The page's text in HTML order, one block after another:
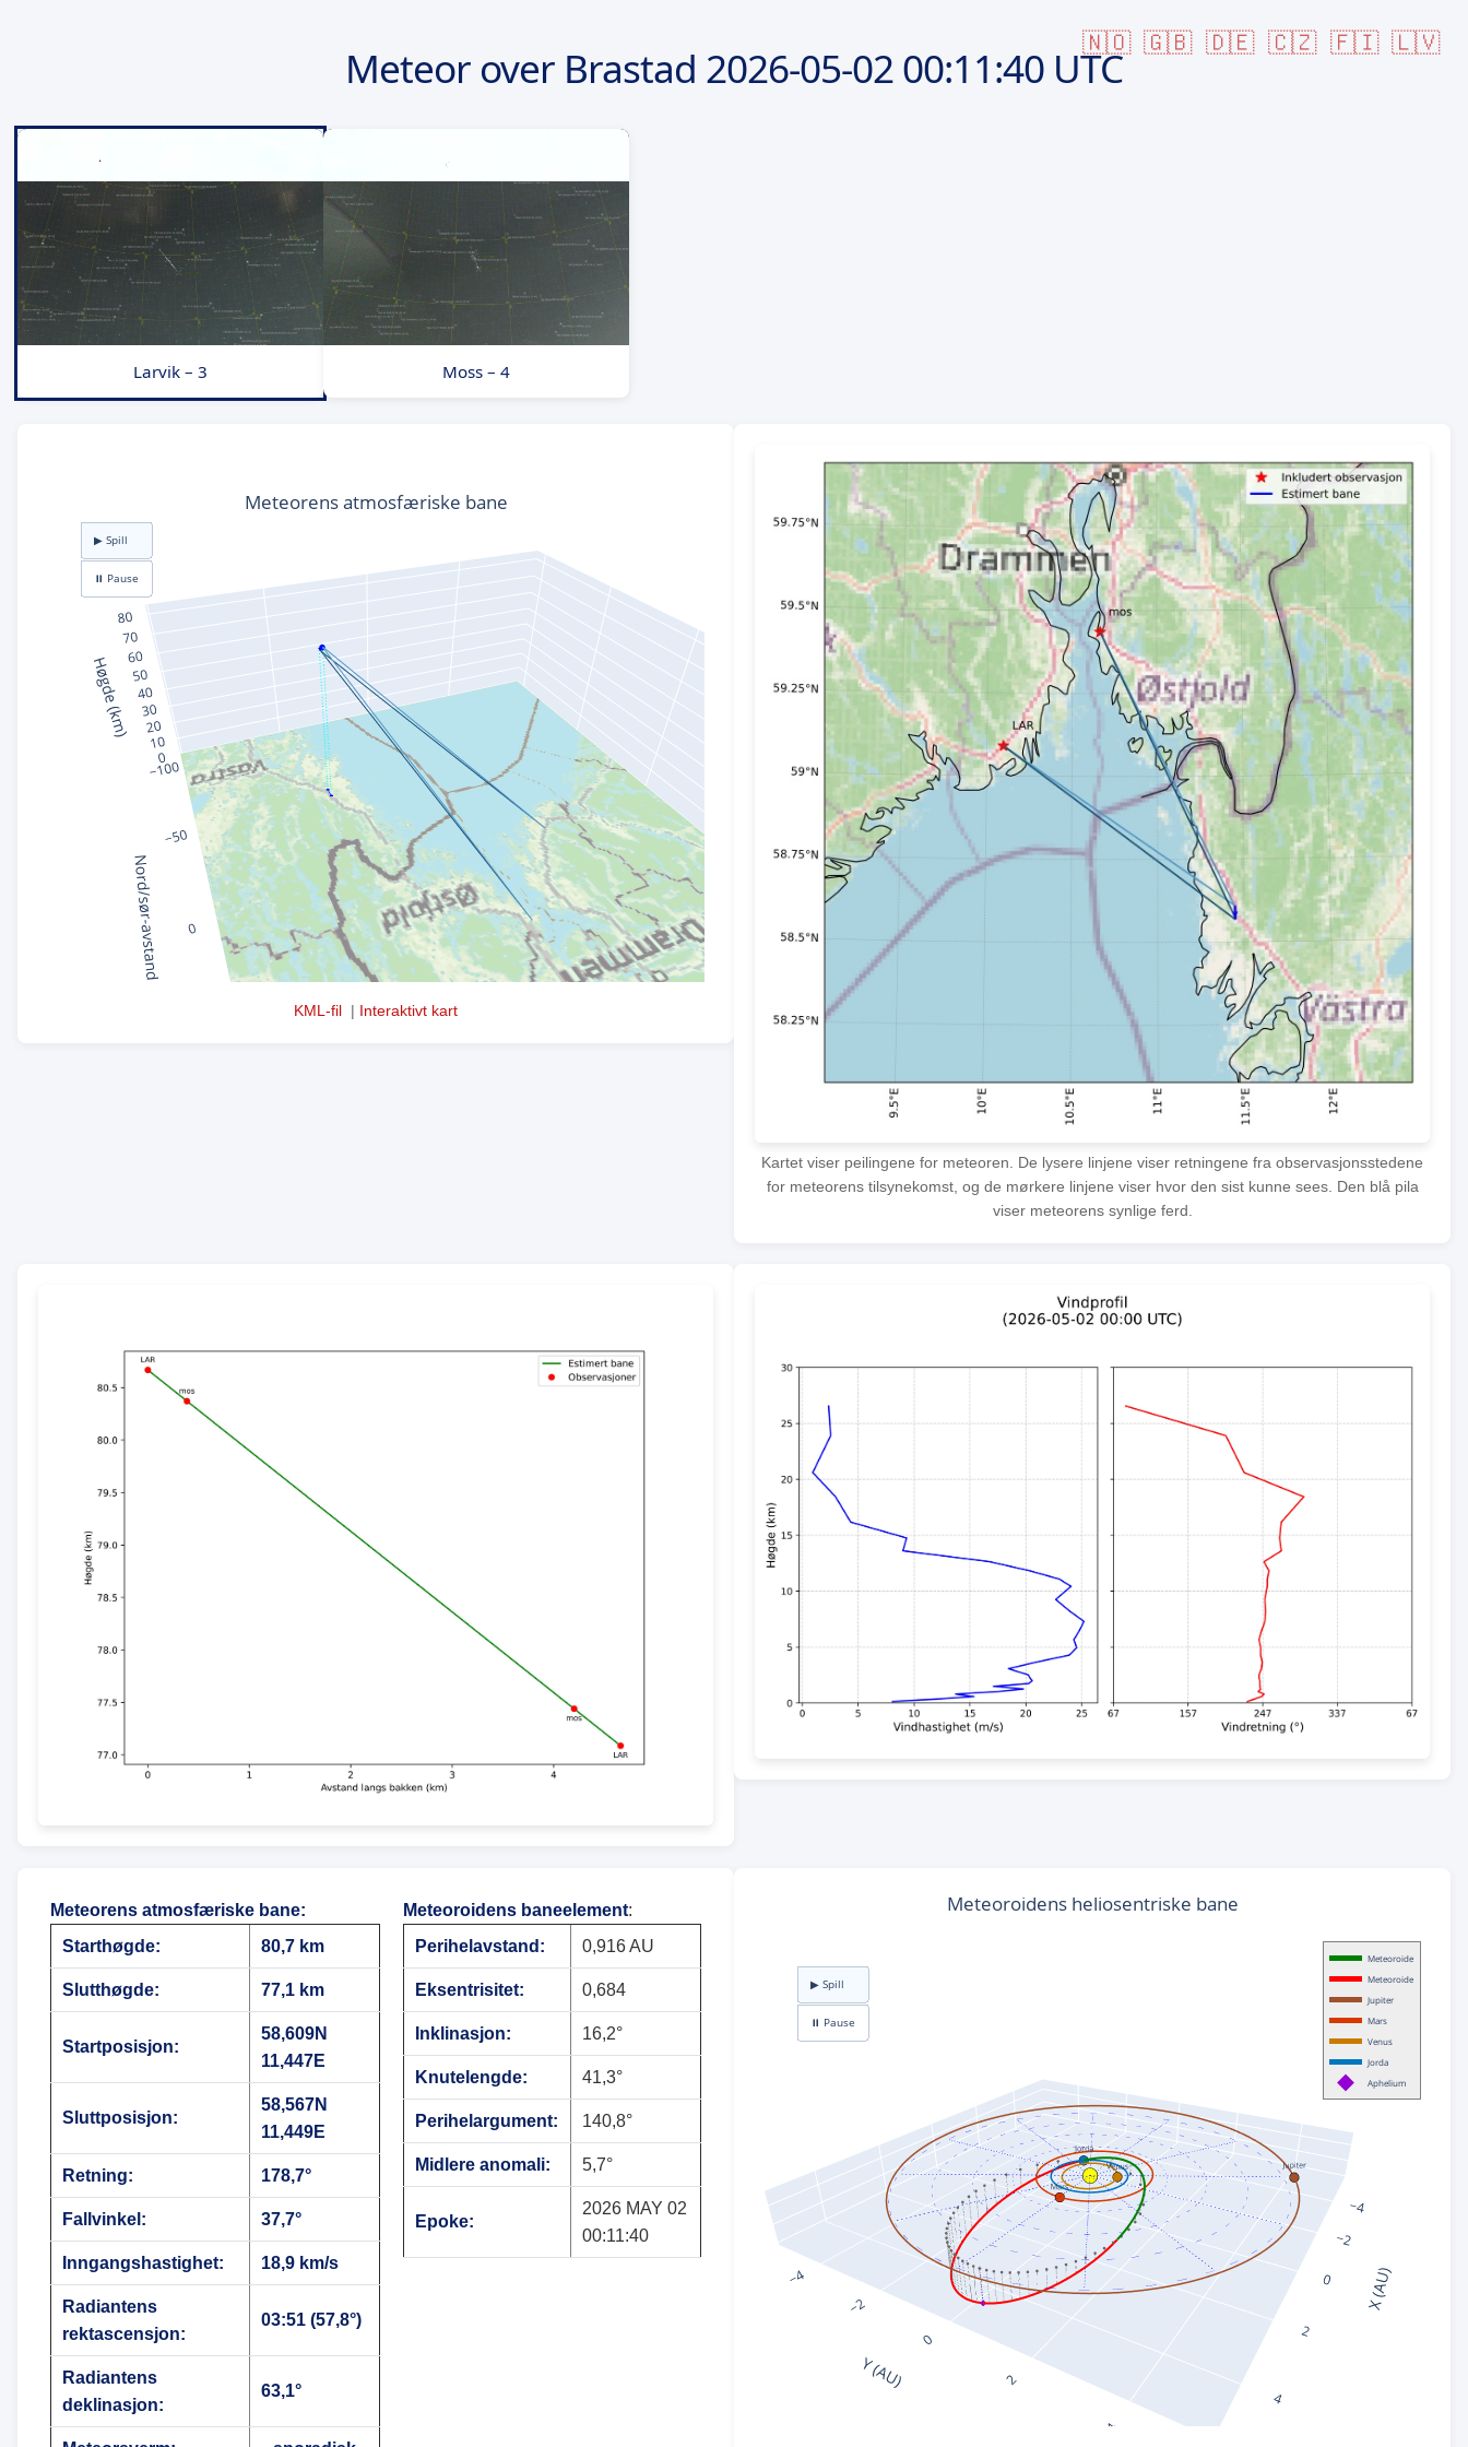
🇳🇴 🇬🇧 🇩🇪 🇨🇿 🇫🇮 🇱🇻
Meteor over Brastad 2026-05-0200:11:40 UTC
Larvik – 3 Moss – 4
KML-fil | Interaktivt kart
Kartet viser peilingene for meteoren. De lysere linjene viser retningene fra observasjonsstedene
for meteorens tilsynekomst, og de mørkere linjene viser hvor den sist kunne sees. Den blå pila
viser meteorens synlige ferd.
Meteorens atmosfæriske bane:
Starthøgde:
80,7 km
Slutthøgde: 77,1 km
Startposisjon:
58,609N
11,447E
Sluttposisjon:
58,567N
11,449E
Retning: 178,7°
Fallvinkel: 37,7°
Inngangshastighet: 18,9 km/s
Radiantens
rektascensjon:
03:51 (57,8°)
Radiantens
deklinasjon:
63,1°
Meteoroidens baneelement:
Perihelavstand:
0,916 AU
Eksentrisitet: 0,684
Inklinasjon: 16,2°
Knutelengde: 41,3°
Perihelargument: 140,8°
Midlere anomali: 5,7°
Epoke:
2026 MAY 02
00:11:40